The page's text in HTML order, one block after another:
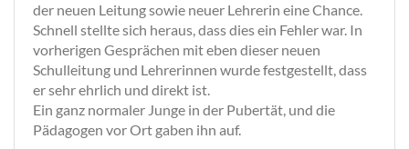
der neuen Leitung sowie neuer Lehrerin eine Chance.
Schnell stellte sich heraus, dass dies ein Fehler war. In
vorherigen Gesprächen mit eben dieser neuen
Schulleitung und Lehrerinnen wurde festgestellt, dass
er sehr ehrlich und direkt ist.
Ein ganz normaler Junge in der Pubertät, und die
Pädagogen vor Ort gaben ihn auf.